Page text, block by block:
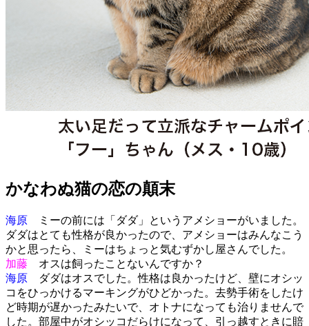
かなわぬ猫の恋の顛末
海原 ミーの前には「ダダ」というアメショーがいました。
ダダはとても性格が良かったので、アメショーはみんなこう
かと思ったら、ミーはちょっと気むずかし屋さんでした。
加藤 オスは飼ったことないんですか？
海原 ダダはオスでした。性格は良かったけど、壁にオシッ
コをひっかけるマーキングがひどかった。去勢手術をしたけ
ど時期が遅かったみたいで、オトナになっても治りませんで
した。部屋中がオシッコだらけになって、引っ越すときに賠